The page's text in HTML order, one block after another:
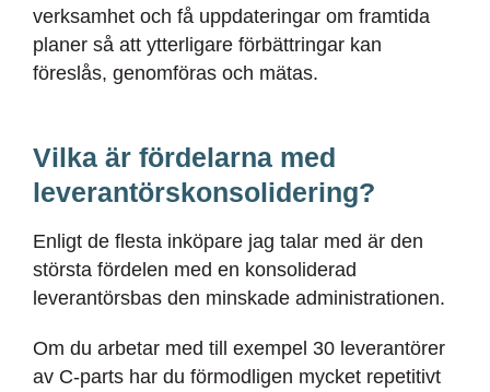
verksamhet och få uppdateringar om framtida
planer så att ytterligare förbättringar kan
föreslås, genomföras och mätas.
Vilka är fördelarna med
leverantörskonsolidering?
Enligt de flesta inköpare jag talar med är den
största fördelen med en konsoliderad
leverantörsbas den minskade administrationen.
Om du arbetar med till exempel 30 leverantörer
av C-parts har du förmodligen mycket repetitivt